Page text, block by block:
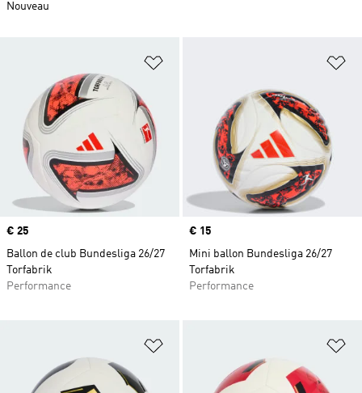
Ajouter à la Liste de produits
Prix
€ 25
Ballon de club Bundesliga 26/27
Torfabrik
Performance
Prix
€ 15
Mini ballon Bundesliga 26/27
Torfabrik
Performance
Ajouter à la Liste de produits
Nouveau